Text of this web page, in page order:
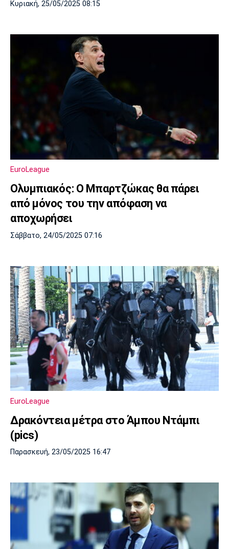
Κυριακή, 25/05/2025 08:15
EuroLeague
Ολυμπιακός: Ο Μπαρτζώκας θα πάρει
από μόνος του την απόφαση να
αποχωρήσει
Σάββατο, 24/05/2025 07:16
EuroLeague
Δρακόντεια μέτρα στο Άμπου Ντάμπι
(pics)
Παρασκευή, 23/05/2025 16:47